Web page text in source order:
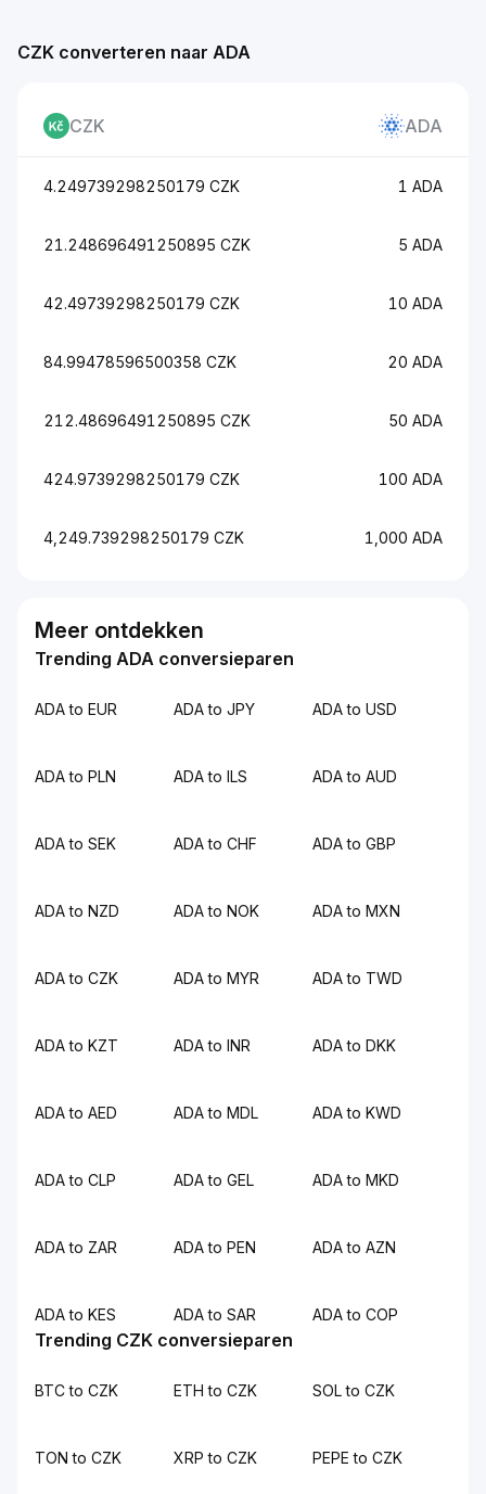
CZK converteren naar ADA
CZK ADA
4.249739298250179 CZK 1 ADA
21.248696491250895 CZK 5 ADA
42.49739298250179 CZK 10 ADA
84.99478596500358 CZK 20 ADA
212.48696491250895 CZK 50 ADA
424.9739298250179 CZK 100 ADA
4,249.739298250179 CZK 1,000 ADA
Meer ontdekken
Trending ADA conversieparen
ADA to EUR ADA to JPY ADA to USD
ADA to PLN ADA to ILS ADA to AUD
ADA to SEK ADA to CHF ADA to GBP
ADA to NZD ADA to NOK ADA to MXN
ADA to CZK ADA to MYR ADA to TWD
ADA to KZT ADA to INR ADA to DKK
ADA to AED ADA to MDL ADA to KWD
ADA to CLP ADA to GEL ADA to MKD
ADA to ZAR ADA to PEN ADA to AZN
ADA to KES ADA to SAR ADA to COP
Trending CZK conversieparen
BTC to CZK ETH to CZK SOL to CZK
TON to CZK XRP to CZK PEPE to CZK